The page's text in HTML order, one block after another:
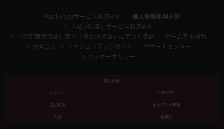
Pearl Abyssサービス利用規約
個人情報処理方針
「黒い砂漠」サービス利用規約
「特定商取引法」及び「資金決済法」に基づく表記
ゲーム基本情報
運営会社
ファンコンテンツガイド
サポートセンター
クッキーポリシー
黒い砂漠
ジャンル
MMORPG
課金形態
基本プレイ無料
対象
全年齢